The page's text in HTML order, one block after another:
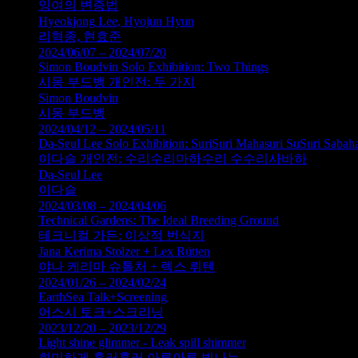
잉여의 변증법
Hyeokjong Lee, Hyojun Hyun
리혁종, 현효준
2024/06/07 – 2024/07/20
Simon Boudvin Solo Exhibition: Two Things
시몽 부드뱅 개인전: 두 가지
Simon Boudvin
시몽 부드뱅
2024/04/12 – 2024/05/11
Da-Seul Lee Solo Exhibition: SuriSuri Mahasuri SuSuri
이다슬 개인전: 수리수리마하수리 수수리사바하
Da-Seul Lee
이다슬
2024/03/08 – 2024/04/06
Technical Gardens: The Ideal Breeding Ground
테크니컬 가든: 이상적 번식지
Jana Kerima Stolzer + Lex Rütten
야나 케리마 슈톨처 + 렉스 뤼텐
2024/01/26 – 2024/02/24
EarthSea Talk+Screening
어스시 토크+스크리닝
2023/12/20 – 2023/12/29
Light shine glimmer - Leak spill shimmer